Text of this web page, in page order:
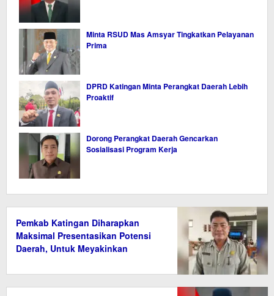
Minta RSUD Mas Amsyar Tingkatkan Pelayanan
Prima
DPRD Katingan Minta Perangkat Daerah Lebih
Proaktif
Dorong Perangkat Daerah Gencarkan
Sosialisasi Program Kerja
Pemkab Katingan Diharapkan
Maksimal Presentasikan Potensi
Daerah, Untuk Meyakinkan